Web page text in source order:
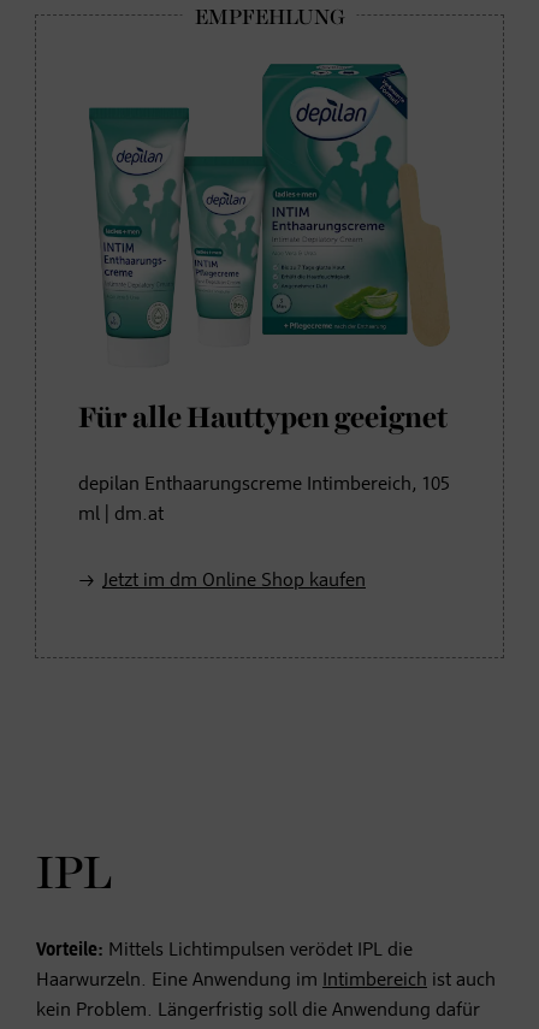
Für alle Hauttypen geeignet
depilan Enthaarungscreme Intimbereich, 105
ml | dm.at
Jetzt im dm Online Shop kaufen
IPL
Vorteile: Mittels Lichtimpulsen verödet IPL die
Haarwurzeln. Eine Anwendung im
Intimbereich ist auch
kein Problem. Längerfristig soll die Anwendung dafür